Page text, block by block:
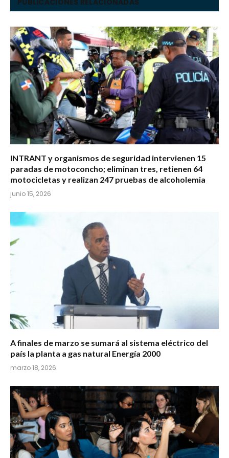
PUBLICACIONES RELACIONADAS
INTRANT y organismos de seguridad intervienen 15
paradas de motoconcho; eliminan tres, retienen 64
motocicletas y realizan 247 pruebas de alcoholemia
junio 15, 2026
A finales de marzo se sumará al sistema eléctrico del
país la planta a gas natural Energía 2000
marzo 18, 2026